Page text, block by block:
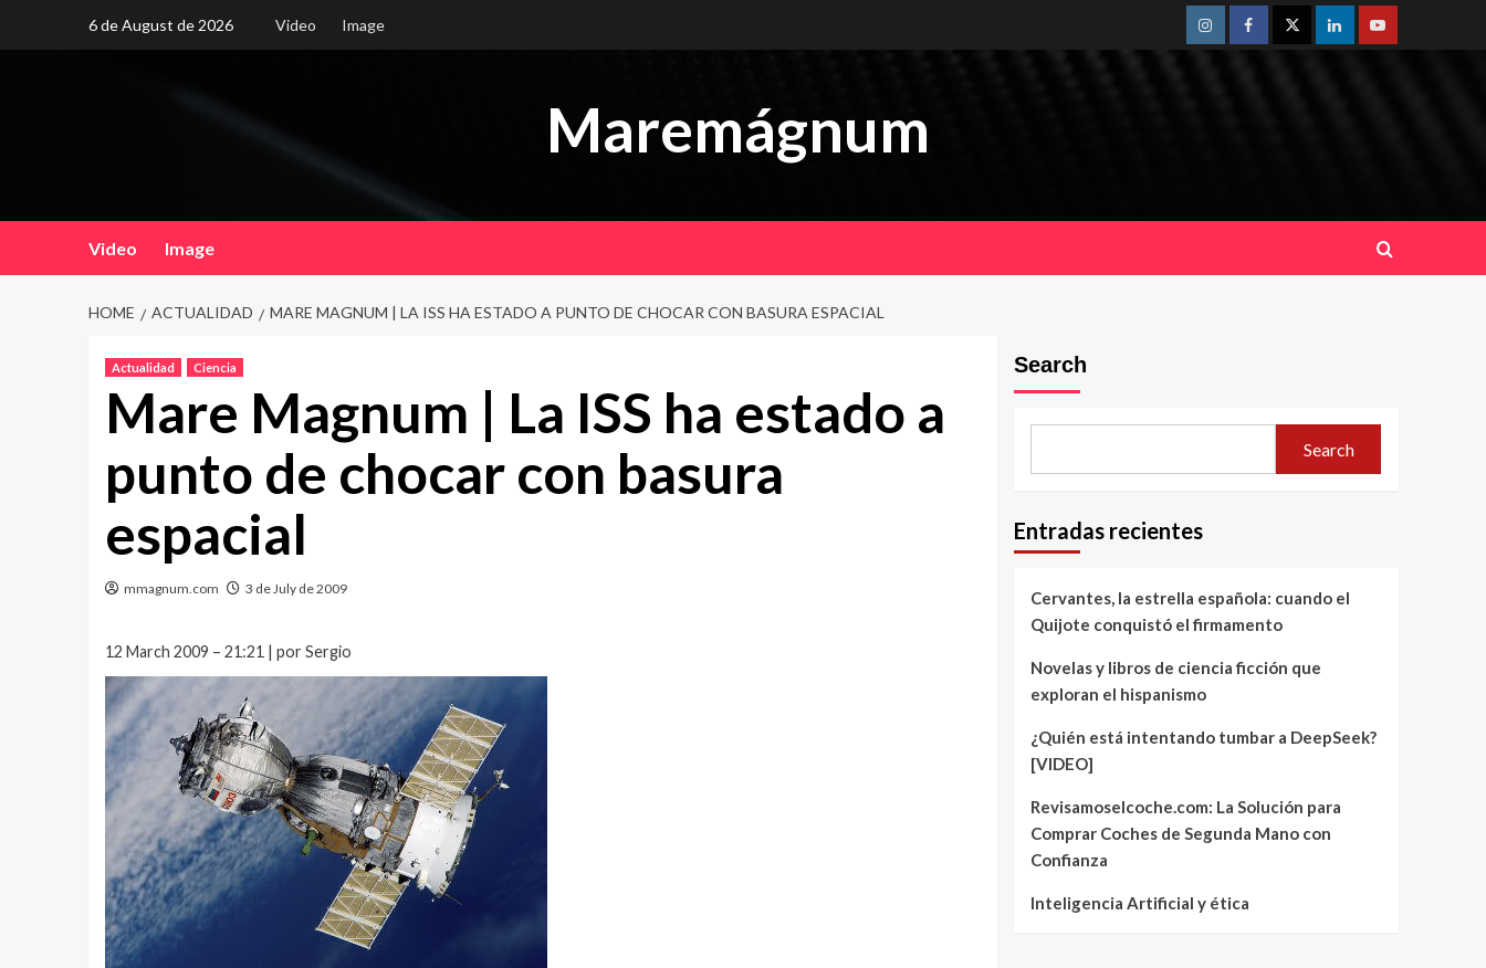
6 de August de 2026 Video Image
InstagramFacebookTwitterLinkedinYoutube
Maremágnum
Video Image
HOME ACTUALIDAD MARE MAGNUM | LA ISS HA ESTADO A PUNTO DE CHOCAR CON BASURA ESPACIAL
Actualidad Ciencia
Mare Magnum | La ISS ha estado a
punto de chocar con basura
espacial
mmagnum.com 3 de July de 2009
12 March 2009 – 21:21 | por Sergio
Search
Search
Entradas recientes
Cervantes, la estrella española: cuando el
Quijote conquistó el firmamento
Novelas y libros de ciencia ficción que
exploran el hispanismo
¿Quién está intentando tumbar a DeepSeek?
[VIDEO]
Revisamoselcoche.com: La Solución para
Comprar Coches de Segunda Mano con
Confianza
Inteligencia Artificial y ética